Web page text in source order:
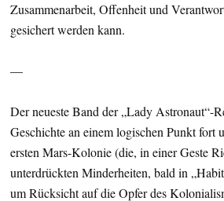
Zusammenarbeit, Offenheit und
gesichert werden kann.
—
Der neueste Band der „Lady Astronaut“-
Geschichte an einem logischen Punkt fort
ersten Mars-Kolonie (die, in einer Geste
unterdrückten Minderheiten, bald in
um Rücksicht auf die Opfer des